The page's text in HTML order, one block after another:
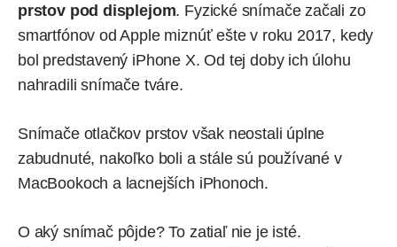
prstov pod displejom. Fyzické snímače začali zo
smartfónov od Apple miznúť ešte v roku 2017, kedy
bol predstavený iPhone X. Od tej doby ich úlohu
nahradili snímače tváre.
Snímače otlačkov prstov však neostali úplne
zabudnuté, nakoľko boli a stále sú používané v
MacBookoch a lacnejších iPhonoch.
O aký snímač pôjde? To zatiaľ nie je isté.